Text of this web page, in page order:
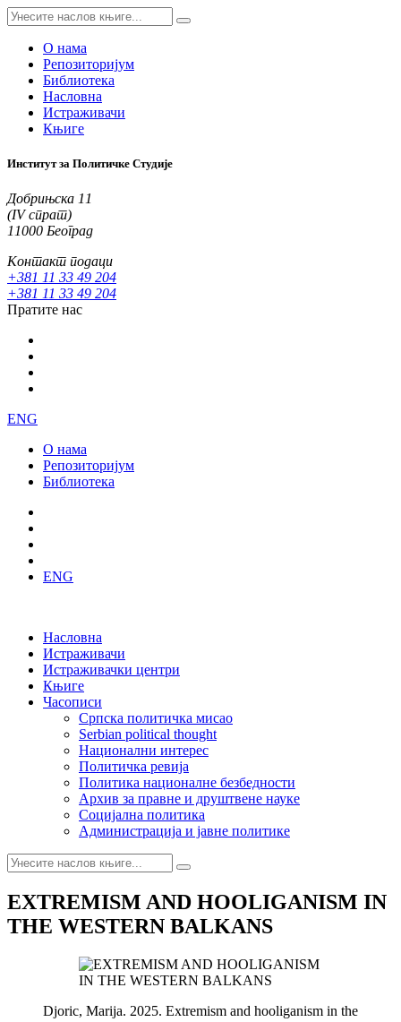
О нама
Репозиторијум
Библиотека
Насловна
Истраживачи
Књиге
Институт за Политичке Студије
Добрињска 11
(IV спрат)
11000 Београд
Контакт подаци
+381 11 33 49 204
+381 11 33 49 204
Пратите нас
ENG
О нама
Репозиторијум
Библиотека
ENG
Насловна
Истраживачи
Истраживачки центри
Књиге
Часописи
Српска политичка мисао
Serbian political thought
Национални интерес
Политичка ревија
Политика националне безбедности
Архив за правне и друштвене науке
Социјална политика
Администрација и јавне политике
EXTREMISM AND HООLIGANISM IN
THE WESTERN BALKANS
Djoric, Marija. 2025. Extremism and hooliganism in the